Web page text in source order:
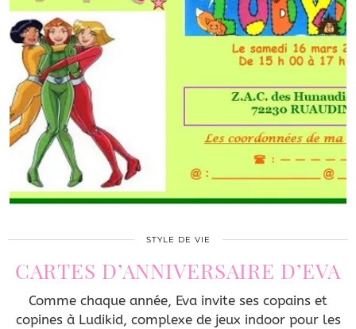
STYLE DE VIE
CARTES D’ANNIVERSAIRE D’EVA
Comme chaque année, Eva invite ses copains et
copines à Ludikid, complexe de jeux indoor pour les